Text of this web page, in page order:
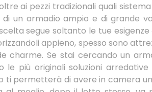
ai pezzi tradizionali quali
di un armadio ampio e di grande
segue soltanto le tue
appieno, spesso sono
charme. Se stai cercando un
le più originali soluzioni
ti permetterà di avere in camera